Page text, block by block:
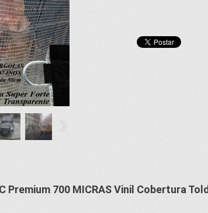
Premium 700 MICRAS Vinil Cobertura